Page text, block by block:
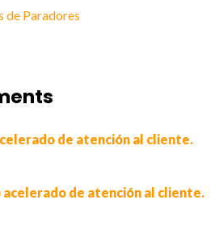
de Paradores
de atención al cliente.
acelerado de atención al cliente.